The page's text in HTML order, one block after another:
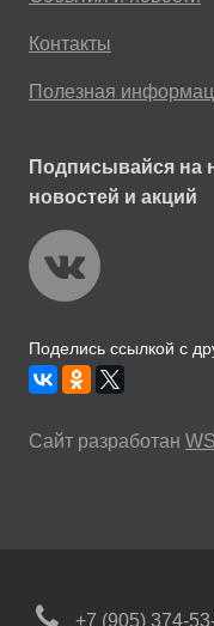
Контакты
Полезная
Подписывайся на
новостей и акций
Поделись ссылкой с
Сайт разработан
+7 (905) 374-